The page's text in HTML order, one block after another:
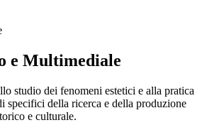
e Multimediale
studio dei fenomeni estetici e alla pratica
specifici della ricerca e della produzione
e culturale.